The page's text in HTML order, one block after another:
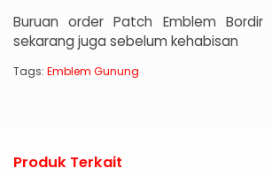
Buruan order Patch Emblem Bordir
sekarang juga sebelum kehabisan
Tags: Emblem Gunung
Produk Terkait